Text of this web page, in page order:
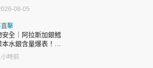
不力 歐錦棠陳倩揚齊
「媽媽有責任」
08-05
直擊
安全｜阿拉斯加銀鱈
本水銀含量爆表！或
力聽覺記憶力永久受
小時前